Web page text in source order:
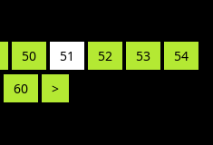
50 51 52 53
54
60 >